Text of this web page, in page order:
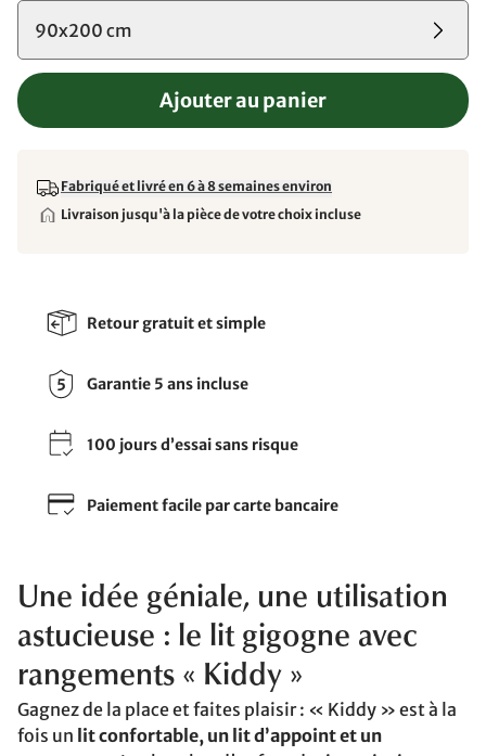
90x200 cm
Ajouter au panier
Fabriqué et livré en 6 à 8 semaines environ
Livraison jusqu'à la pièce de votre choix incluse
Retour gratuit et simple
Garantie 5 ans incluse
100 jours d’essai sans risque
Paiement facile par carte bancaire
Une idée géniale, une utilisation
astucieuse : le lit gigogne avec
rangements « Kiddy »
Gagnez de la place et faites plaisir : « Kiddy » est à la
fois un lit confortable, un lit d’appoint et un